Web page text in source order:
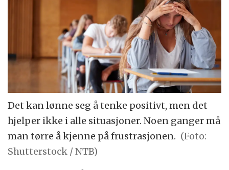
Det kan lønne seg å tenke positivt, men det
hjelper ikke i alle situasjoner. Noen ganger må
man tørre å kjenne på frustrasjonen. (Foto:
Shutterstock / NTB)